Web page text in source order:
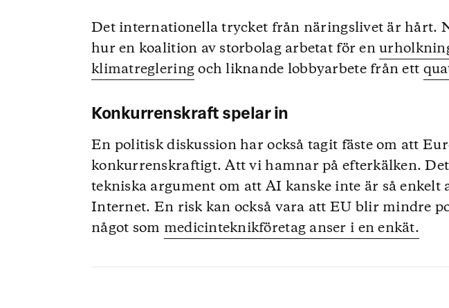
Det internationella trycket från näringslivet är hårt.
hur en koalition av storbolag arbetat för en
klimatregleringoch liknande lobbyarbete från ett
Konkurrenskraft spelar in
En politisk diskussion har också tagit fäste om att
konkurrenskraftigt. Att vi hamnar på efterkälken.
tekniska argument om att AI kanske inte är så enkelt
Internet. En risk kan också vara att EU blir mindre
något som medicinteknikföretag anser i en enkät.